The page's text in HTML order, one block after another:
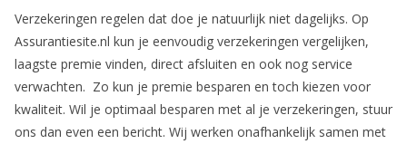
Verzekeringen regelen dat doe je natuurlijk niet dagelijks. Op
Assurantiesite.nl kun je eenvoudig verzekeringen vergelijken,
laagste premie vinden, direct afsluiten en ook nog service
verwachten. Zo kun je premie besparen en toch kiezen voor
kwaliteit. Wil je optimaal besparen met al je verzekeringen, stuur
ons dan even een bericht. Wij werken onafhankelijk samen met